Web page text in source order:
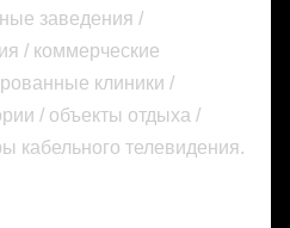
заведения /
/ коммерческие
клиники /
/ объекты отдыха /
кабельного телевидения.